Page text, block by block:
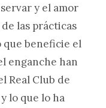
y el amor
las prácticas
que beneficie el
enganche han
Real Club de
lo que lo ha